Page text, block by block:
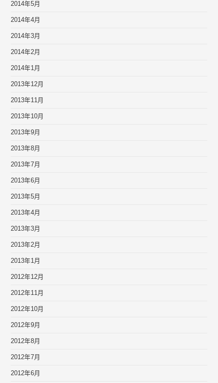
2014年5月
2014年4月
2014年3月
2014年2月
2014年1月
2013年12月
2013年11月
2013年10月
2013年9月
2013年8月
2013年7月
2013年6月
2013年5月
2013年4月
2013年3月
2013年2月
2013年1月
2012年12月
2012年11月
2012年10月
2012年9月
2012年8月
2012年7月
2012年6月